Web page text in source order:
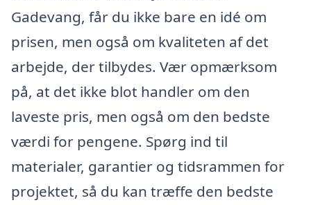
Gadevang, får du ikke bare en idé om
prisen, men også om kvaliteten af det
arbejde, der tilbydes. Vær opmærksom
på, at det ikke blot handler om den
laveste pris, men også om den bedste
værdi for pengene. Spørg ind til
materialer, garantier og tidsrammen for
projektet, så du kan træffe den bedste